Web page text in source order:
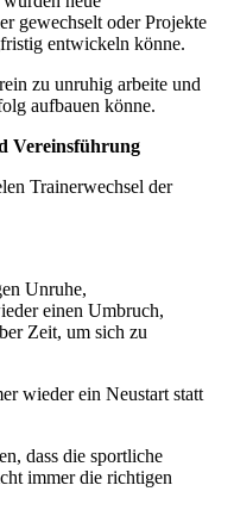
gewechselt oder Projekte
entwickeln könne.
zu unruhig arbeite und
aufbauen könne.
Vereinsführung
Trainerwechsel der
Unruhe,
einen Umbruch,
Zeit, um sich zu
wieder ein Neustart statt
dass die sportliche
immer die richtigen